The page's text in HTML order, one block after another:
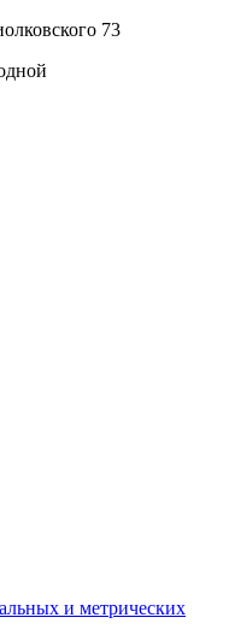
73
и метрических